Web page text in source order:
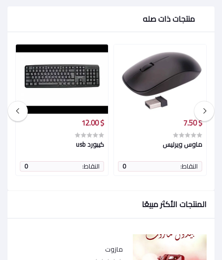
المنتجات الأكثر مبيعًا
مازوت
منتجات ذات صله
$ 7.50
ماوس ويرليس
النقاط:
0
$ 12.00
كيبورد usb
النقاط:
0